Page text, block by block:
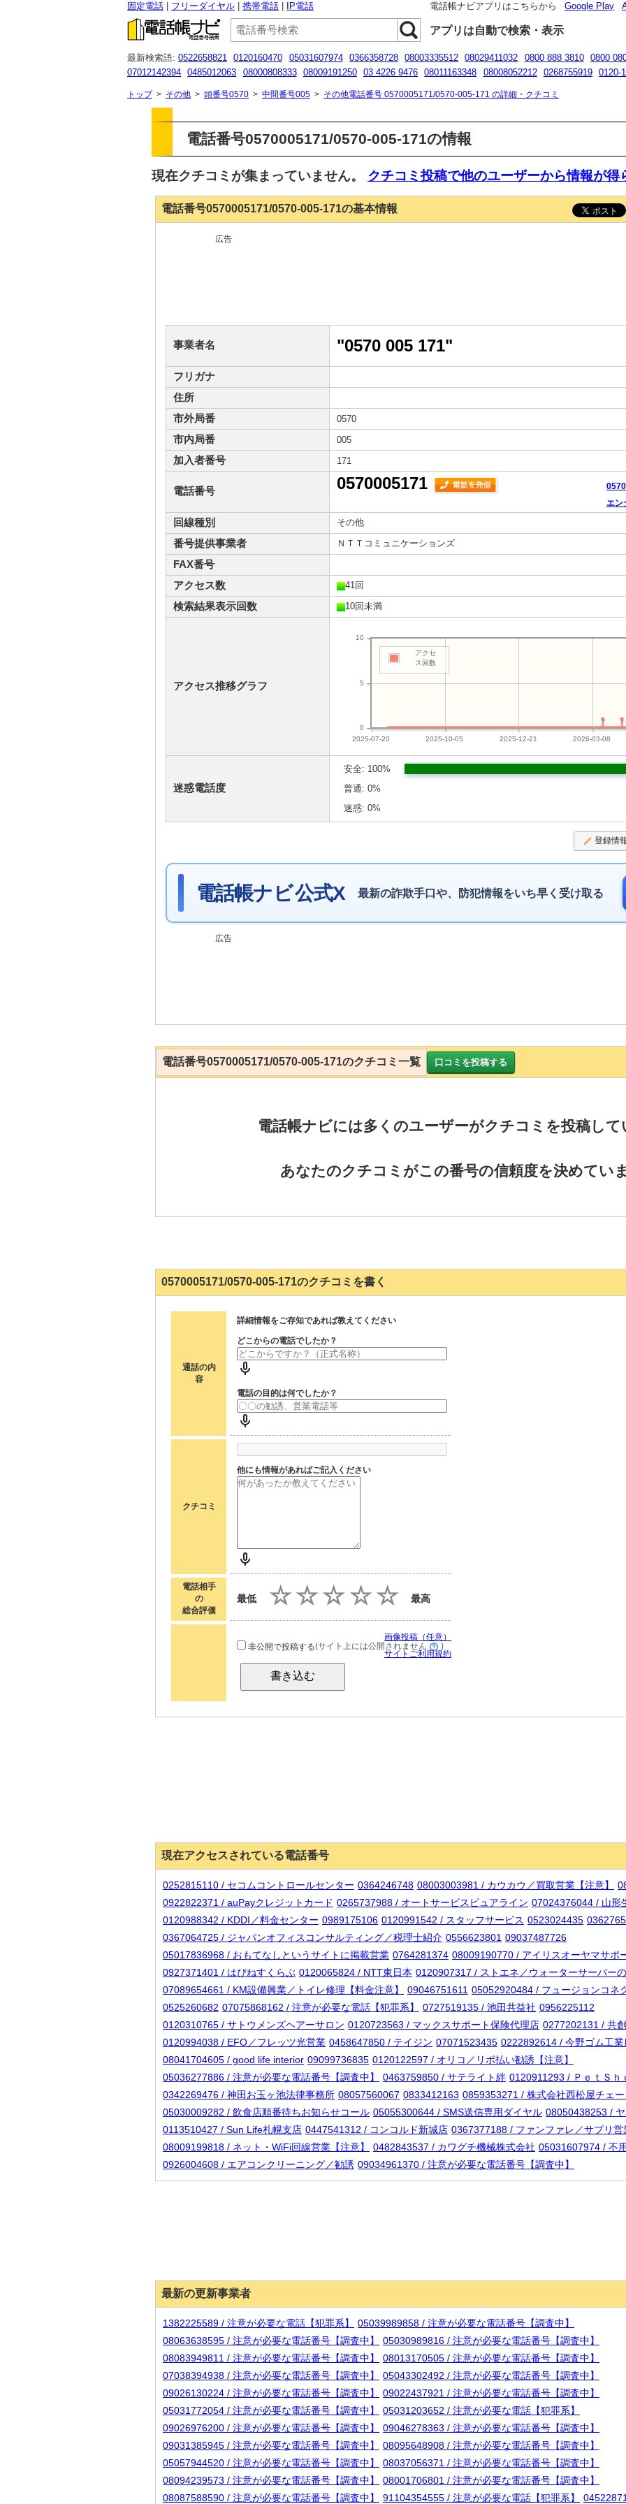
固定電話 フリーダイヤル 携帯電話 IP電話 電話帳ナビアプリはこちらから Google Play
アプリは自動で検索・表示
最新検索語: 0522658821 0120160470 05031607974 0366358728 08003335512 08029411032 0800 888 3810 0800
07012142394
0485012063 08000808333 08009191250 03 4226 9476 08011163348 08008052212 0268755919 0120-
トップ> その他 > 頭番号0570 > 中間番号005 > その他電話番号 0570005171/0570-005-171 の詳細・クチコミ
電話番号0570005171/0570-005-171の情報
現在クチコミが集まっていません。 クチコミ投稿で他のユーザーから情報が得
電話番号0570005171/0570-005-171の基本情報
広告
事業者名 "0570 005 171"
フリガナ
住所
市外局番
0570
市内局番 005
加入者番号 171
電話番号
エン
0570005171
回線種別 その他
番号提供事業者 ＮＴＴコミュニケーションズ
FAX番号
アクセス数
41回
検索結果表示回数 10回未満
アクセス推移グラフ
2025-07-20 2025-10-05 2025-12-21 2026-03-08
0
5
10
アクセ
ス回数
迷惑電話度
安全: 100%
普通: 0%
迷惑: 0%
登録情
電話帳ナビ 公式X 最新の詐欺手口や、防犯情報をいち早く受け取る
広告
電話番号0570005171/0570-005-171のクチコミ一覧 口コミを投稿する
電話帳ナビには多くのユーザーがクチコミを投稿して
あなたのクチコミがこの番号の信頼度を決めていま
0570005171/0570-005-171のクチコミを書く
通話の内
容
詳細情報をご存知であれば教えてください
どこからの電話でしたか？
電話の目的は何でしたか？
クチコミ
他にも情報があればご記入ください
電話相手
の
総合評価
最低 最高
非公開で投稿する(サイト上には公開されません )
画像投稿（任意）
サイトご利用規約
現在アクセスされている電話番号
0252815110 / セコムコントロールセンター 0364246748 08003003981 / カウカウ／買取営業【注意】
0922822371 / auPayクレジットカード 0265737988 / オートサービスピュアライン 07024376044 / 山形
0120988342 / KDDI／料金センター 0989175106 0120991542 / スタッフサービス 0523024435
0367064725 / ジャパンオフィスコンサルティング／税理士紹介 0556623801 09037487726
05017836968 / おもてなしというサイトに掲載営業 0764281374 08009190770 / アイリスオーヤマサポ
0927371401 / はぴねすくらぶ 0120065824 / NTT東日本 0120907317 / ストエネ／ウォーターサーバー
07089654661 / KM設備興業／トイレ修理【料金注意】
09046751611 05052920484 / フュージョンコネ
0525260682 07075868162 / 注意が必要な電話【犯罪系】 0727519135 / 池田共益社 0956225112
0120310765 / サトウメンズヘアーサロン 0120723563 / マックスサポート保険代理店 0277202131 / 共
0120994038 / EFO／フレッツ光営業 0458647850 / テイジン 07071523435 0222892614 / 今野ゴム工業
08041704605 / good life interior 09099736835 0120122597 / オリコ／リボ払い勧誘【注意】
05036277886 / 注意が必要な電話番号【調査中】
0463759850 / サテライト絆 0120911293 / ＰｅｔＳｈ
0342269476 / 神田お玉ヶ池法律事務所 08057560067 0833412163 0859353271 / 株式会社西松屋チェ
05030009282 / 飲食店順番待ちお知らせコール 05055300644 / SMS送信専用ダイヤル 08050438253 /
0113510427 / Sun Life札幌支店 0447541312 / コンコルド新城店 0367377188 / ファンファレ／サプリ営
08009199818 / ネット・WiFi回線営業【注意】
0482843537 / カワグチ機械株式会社 05031607974 / 不
0926004608 / エアコンクリーニング／勧誘 09034961370 / 注意が必要な電話番号【調査中】
最新の更新事業者
1382225589 / 注意が必要な電話【犯罪系】
05039989858 / 注意が必要な電話番号【調査中】
08063638595 / 注意が必要な電話番号【調査中】
05030989816 / 注意が必要な電話番号【調査中】
08083949811 / 注意が必要な電話番号【調査中】
08013170505 / 注意が必要な電話番号【調査中】
07038394938 / 注意が必要な電話番号【調査中】
05043302492 / 注意が必要な電話番号【調査中】
09026130224 / 注意が必要な電話番号【調査中】
09022437921 / 注意が必要な電話番号【調査中】
05031772054 / 注意が必要な電話番号【調査中】
05031203652 / 注意が必要な電話【犯罪系】
09026976200 / 注意が必要な電話番号【調査中】
09046278363 / 注意が必要な電話番号【調査中】
09031385945 / 注意が必要な電話番号【調査中】
08095648908 / 注意が必要な電話番号【調査中】
05057944520 / 注意が必要な電話番号【調査中】
08037056371 / 注意が必要な電話番号【調査中】
08094239573 / 注意が必要な電話番号【調査中】
08001706801 / 注意が必要な電話番号【調査中】
08087588590 / 注意が必要な電話番号【調査中】
91104354555 / 注意が必要な電話【犯罪系】